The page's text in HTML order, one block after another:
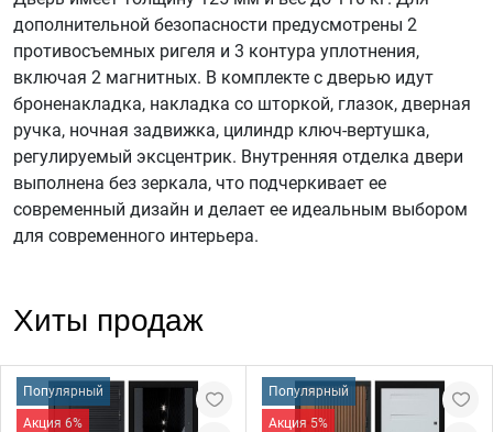
дополнительной безопасности предусмотрены 2
противосъемных ригеля и 3 контура уплотнения,
включая 2 магнитных. В комплекте с дверью идут
броненакладка, накладка со шторкой, глазок, дверная
ручка, ночная задвижка, цилиндр ключ-вертушка,
регулируемый эксцентрик. Внутренняя отделка двери
выполнена без зеркала, что подчеркивает ее
современный дизайн и делает ее идеальным выбором
для современного интерьера.
Хиты продаж
Популярный
Акция 6%
Популярный
Акция 5%